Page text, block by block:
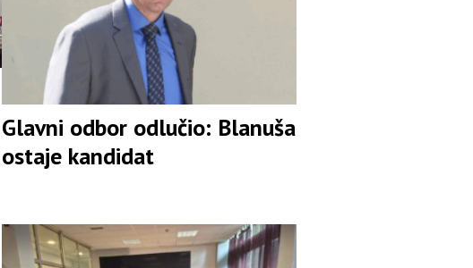
Glavni odbor odlučio: Blanuša
ostaje kandidat